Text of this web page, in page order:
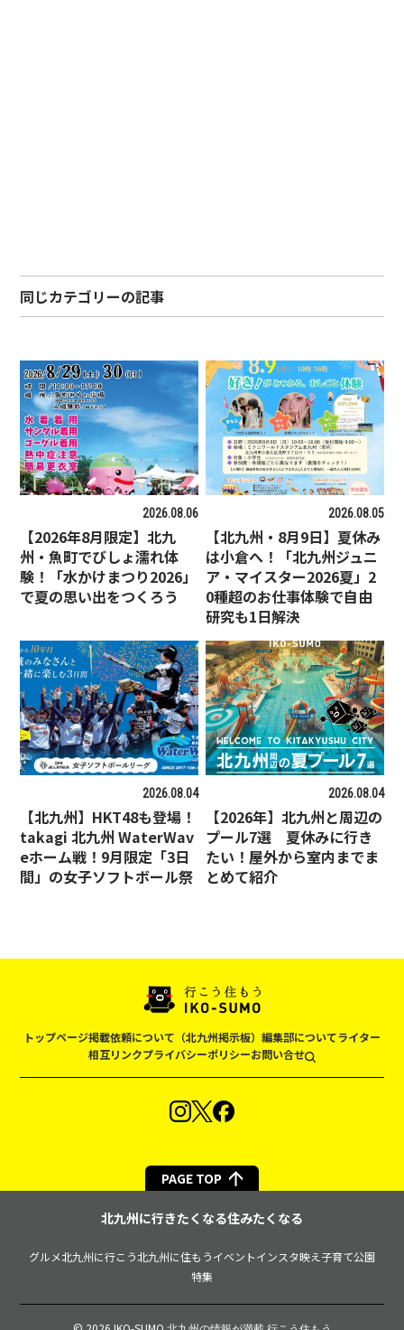
同じカテゴリーの記事
2026.08.06
【2026年8月限定】北九
州・魚町でびしょ濡れ体
験！「水かけまつり2026」
で夏の思い出をつくろう
2026.08.05
【北九州・8月9日】夏休み
は小倉へ！「北九州ジュニ
ア・マイスター2026夏」2
0種超のお仕事体験で自由
研究も1日解決
2026.08.04
【北九州】HKT48も登場！
takagi 北九州 WaterWav
eホーム戦！9月限定「3日
間」の女子ソフトボール祭
2026.08.04
【2026年】北九州と周辺の
プール7選 夏休みに行き
たい！屋外から室内までま
とめて紹介
トップページ掲載依頼について（北九州掲示板） 編集部についてライター
相互リンクプライバシーポリシーお問い合せ
PAGE TOP
北九州に行きたくなる住みたくなる
グルメ北九州に行こう北九州に住もうイベントインスタ映え 子育て公園
特集